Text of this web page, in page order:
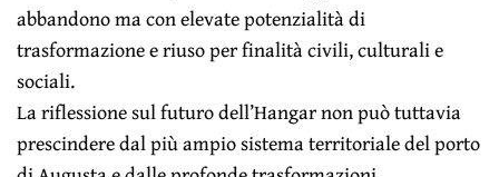
abbandono ma con elevate potenzialità di
trasformazione e riuso per finalità civili, culturali e
sociali.
La riflessione sul futuro dell’Hangar non può tuttavia
prescindere dal più ampio sistema territoriale del porto